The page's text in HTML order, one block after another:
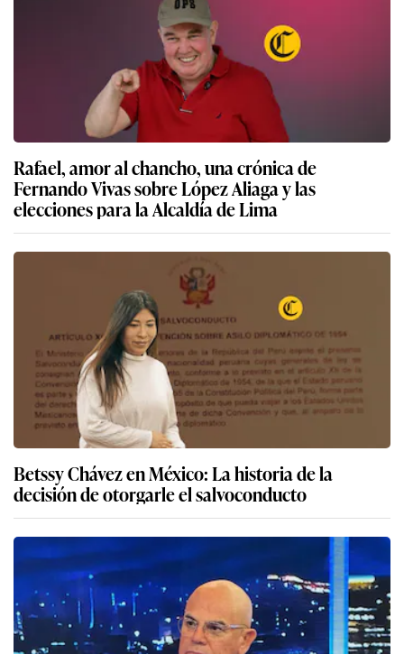
Rafael, amor al chancho, una crónica de
Fernando Vivas sobre López Aliaga y las
elecciones para la Alcaldía de Lima
Betssy Chávez en México: La historia de la
decisión de otorgarle el salvoconducto